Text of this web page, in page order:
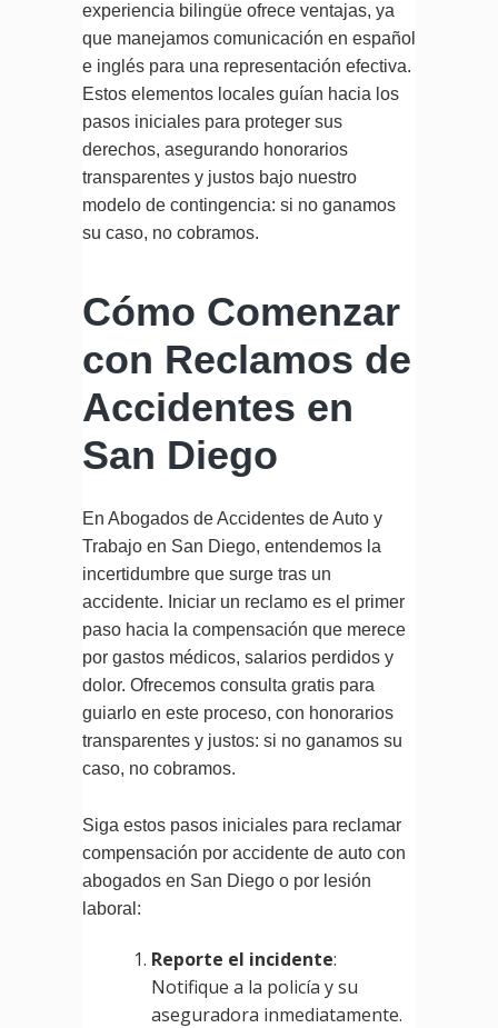
experiencia bilingüe ofrece ventajas, ya
que manejamos comunicación en español
e inglés para una representación efectiva.
Estos elementos locales guían hacia los
pasos iniciales para proteger sus
derechos, asegurando honorarios
transparentes y justos bajo nuestro
modelo de contingencia: si no ganamos
su caso, no cobramos.
Cómo Comenzar
con Reclamos de
Accidentes en
San Diego
En Abogados de Accidentes de Auto y
Trabajo en San Diego, entendemos la
incertidumbre que surge tras un
accidente. Iniciar un reclamo es el primer
paso hacia la compensación que merece
por gastos médicos, salarios perdidos y
dolor. Ofrecemos consulta gratis para
guiarlo en este proceso, con honorarios
transparentes y justos: si no ganamos su
caso, no cobramos.
Siga estos pasos iniciales para reclamar
compensación por accidente de auto con
abogados en San Diego o por lesión
laboral:
Reporte el incidente:
Notifique a la policía y su
aseguradora inmediatamente.